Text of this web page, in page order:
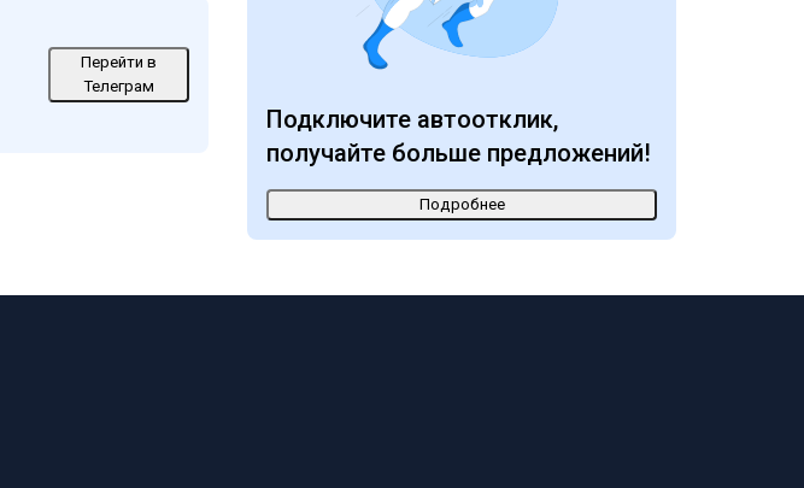
Перейти в
Телеграм
Подключите автоотклик,
получайте больше предложений!
Подробнее